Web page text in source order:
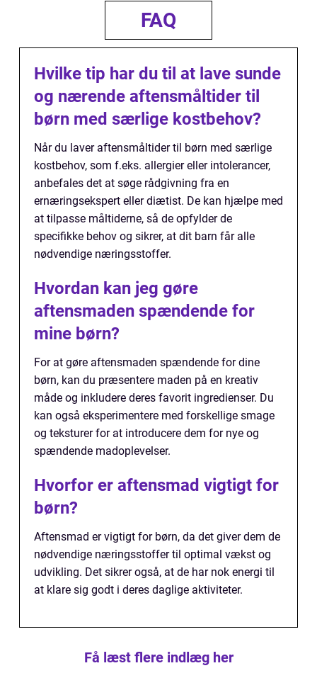
FAQ
Hvilke tip har du til at lave sunde
og nærende aftensmåltider til
børn med særlige kostbehov?
Når du laver aftensmåltider til børn med særlige
kostbehov, som f.eks. allergier eller intolerancer,
anbefales det at søge rådgivning fra en
ernæringsekspert eller diætist. De kan hjælpe med
at tilpasse måltiderne, så de opfylder de
specifikke behov og sikrer, at dit barn får alle
nødvendige næringsstoffer.
Hvordan kan jeg gøre
aftensmaden spændende for
mine børn?
For at gøre aftensmaden spændende for dine
børn, kan du præsentere maden på en kreativ
måde og inkludere deres favorit ingredienser. Du
kan også eksperimentere med forskellige smage
og teksturer for at introducere dem for nye og
spændende madoplevelser.
Hvorfor er aftensmad vigtigt for
børn?
Aftensmad er vigtigt for børn, da det giver dem de
nødvendige næringsstoffer til optimal vækst og
udvikling. Det sikrer også, at de har nok energi til
at klare sig godt i deres daglige aktiviteter.
Få læst flere indlæg her